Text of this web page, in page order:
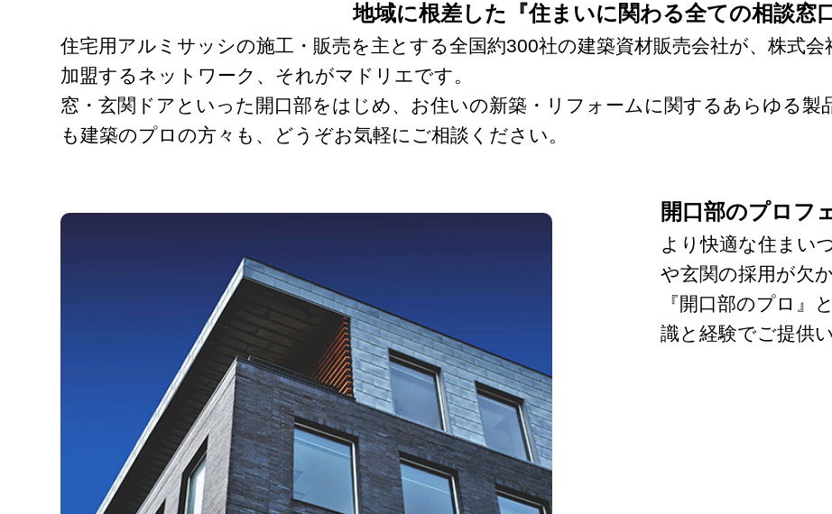
地域に根差した『住まいに関わる全ての相談窓口
住宅用アルミサッシの施工・販売を主とする全国約300社の建築資材販売会社が、株式
加盟するネットワーク、それがマドリエです。
窓・玄関ドアといった開口部をはじめ、お住いの新築・リフォームに関するあらゆる製
も建築のプロの方々も、どうぞお気軽にご相談ください。
開口部のプロフ
より快適な住まい
や玄関の採用が欠
『開口部のプロ』
識と経験でご提供